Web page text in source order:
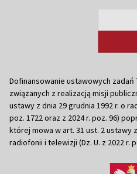
Dofinansowanie ustawowych zadań
związanych z realizacją misji
ustawy z dnia 29 grudnia 1992 r. o
poz. 1722 oraz z 2024 r. poz. 96)
której mowa w art. 31 ust. 2 ustawy
radiofonii i telewizji (Dz. U. z 2022 r.